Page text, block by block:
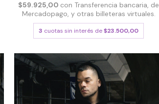
$59.925,00 con Transferencia bancaria, de
Mercadopago, y otras billeteras virtuales.
3 cuotas sin interés de$23.500,00